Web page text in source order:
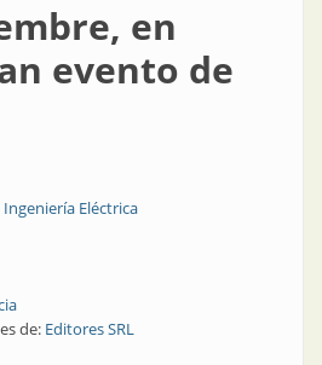
en
evento de
Ingeniería Eléctrica
de: Editores SRL